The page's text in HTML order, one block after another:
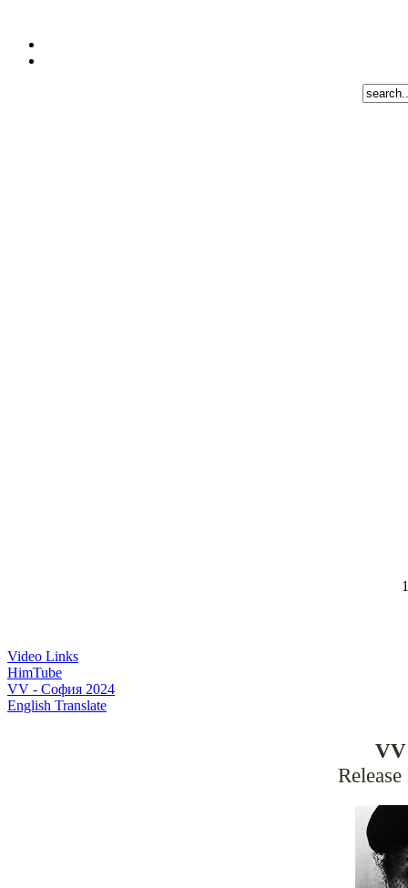
Video Links
HimTube
VV - София 2024
English Translate